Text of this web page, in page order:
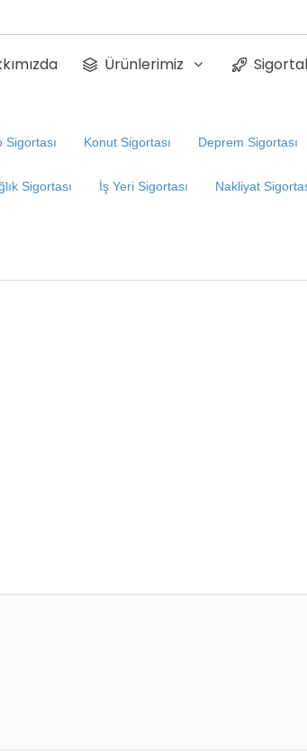
Ürünlerimiz
Sigortası Konut Sigortası Deprem Sigortası
Sigortası İş Yeri Sigortası Nakliyat